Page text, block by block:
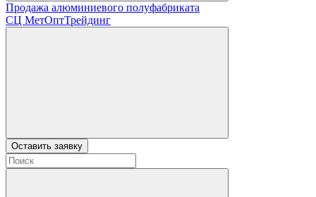
Продажа алюминиевого полуфабриката
СЦ МетОптТрейдинг
Оставить заявку